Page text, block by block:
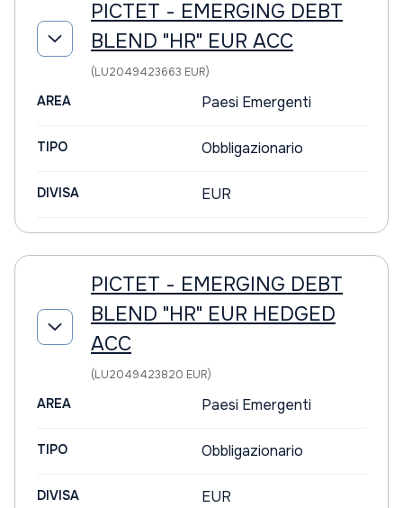
PICTET - EMERGING DEBT
BLEND "HR" EUR ACC
(LU2049423663 EUR)
AREA Paesi Emergenti
TIPO Obbligazionario
DIVISA EUR
PICTET - EMERGING DEBT
BLEND "HR" EUR HEDGED
ACC
(LU2049423820 EUR)
AREA Paesi Emergenti
TIPO Obbligazionario
DIVISA EUR